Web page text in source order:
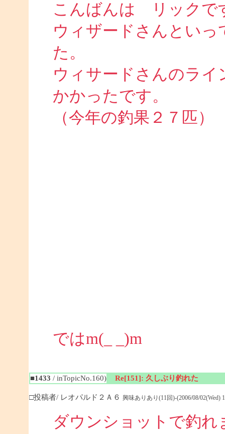
こんばんは リックで
ウィザードさんといっ
た。
ウィサードさんのラ
かかったです。
（今年の釣果２７匹）
ではm(_ _)m
■1433 / inTopicNo.160) Re[151]: 久しぶり釣れた
□投稿者/ レオパルド２Ａ６ 興味ありあり(11回)-(2006/08/02(Wed)
ダウンショットで釣